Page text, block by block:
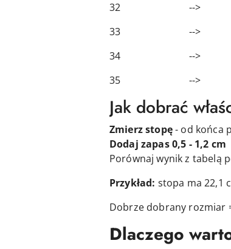
32 -->
33 -->
34 -->
35 -->
Jak dobrać
Zmierz stopę- od końca
Dodaj zapas 0,5 - 1,2 cm
Porównaj wynik z tabelą
Przykład: stopa ma 22,1
Dobrze dobrany rozmiar
Dlaczego